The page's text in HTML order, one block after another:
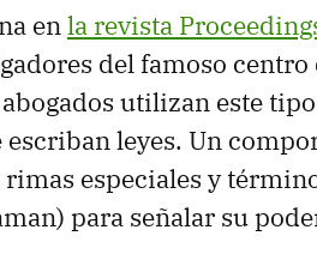
enla revista
del famoso
utilizan este
leyes. Un
especiales y
para señalar su